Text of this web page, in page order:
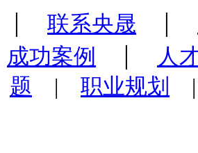
| 联系央晟 |
成功案例 |
人
题 | 职业规划